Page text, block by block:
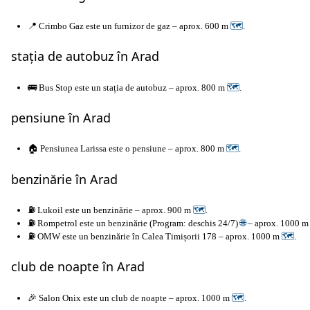
📍 Crimbo Gaz este un furnizor de gaz – aprox. 600 m 🗺.
stația de autobuz în Arad
🚌 Bus Stop este un stația de autobuz – aprox. 800 m 🗺
pensiune în Arad
🏠 Pensiunea Larissa este o pensiune – aprox. 800 m 🗺.
benzinărie în Arad
⛽ Lukoil este un benzinărie – aprox. 900 m 🗺.
⛽ Rompetrol este un benzinărie (Program: deschis 24/7)🌐– aprox. 1000 m
⛽ OMW este un benzinărie în Calea Timișorii 178 – aprox. 1000 m 🗺.
club de noapte în Arad
🎉 Salon Onix este un club de noapte – aprox. 1000 m 🗺